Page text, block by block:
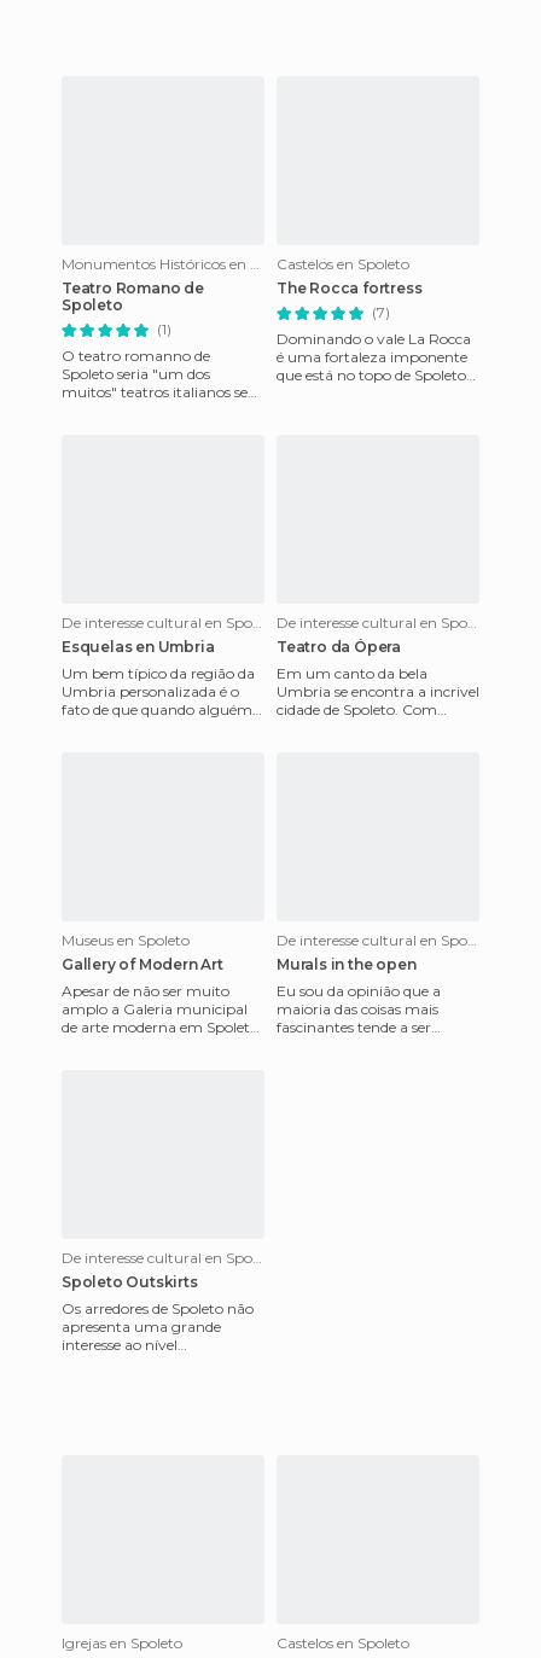
Monumentos Históricos en Spoleto
Teatro Romano de
Spoleto
(1)
O teatro romanno de
Spoleto seria "um dos
muitos" teatros italianos se
Castelos en Spoleto
The Rocca fortress
(7)
Dominando o vale La Rocca
é uma fortaleza imponente
que está no topo de Spoleto
De interesse cultural en Spoleto
Esquelas en Umbria
Um bem típico da região da
Umbria personalizada é o
fato de que quando alguém
De interesse cultural en Spoleto
Teatro da Ópera
Em um canto da bela
Umbria se encontra a incrivel
cidade de Spoleto. Com
Museus en Spoleto
Gallery of Modern Art
Apesar de não ser muito
amplo a Galeria municipal
de arte moderna em Spoleto
De interesse cultural en Spoleto
Murals in the open
Eu sou da opinião que a
maioria das coisas mais
fascinantes tende a ser
De interesse cultural en Spoleto
Spoleto Outskirts
Os arredores de Spoleto não
apresenta uma grande
interesse ao nível
Igrejas en Spoleto Castelos en Spoleto